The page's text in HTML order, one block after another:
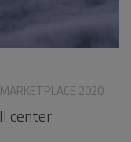
2020
center